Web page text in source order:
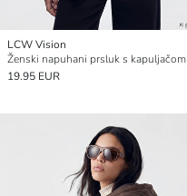
LCW Vision
Ženski napuhani prsluk s kapuljačom
19.95 EUR